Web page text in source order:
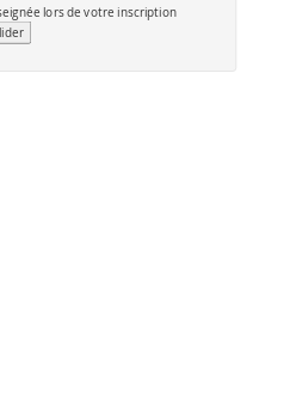
lors de votre inscription